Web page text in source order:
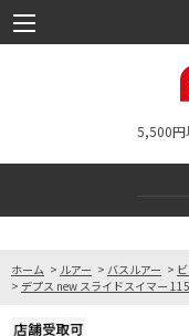
5,500円
ホーム > ルアー > バスルアー >
> デプス new スライドスイマー